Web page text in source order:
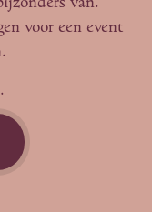
voor een event